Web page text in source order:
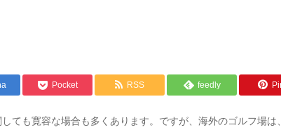
Pocket RSS feedly
ても寛容な場合も多くあります。ですが、海外のゴルフ場は